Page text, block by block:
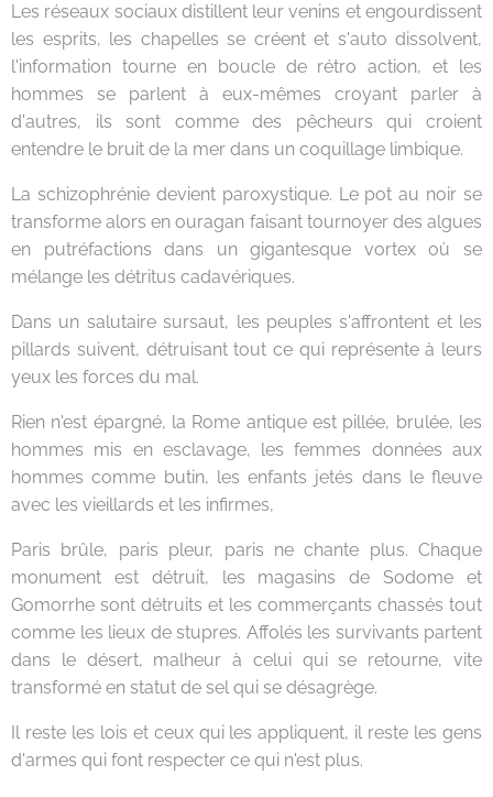
Les réseaux sociaux distillent leur venins et engourdissent
les esprits, les chapelles se créent et s'auto dissolvent,
l'information tourne en boucle de rétro action, et les
hommes se parlent à eux-mêmes croyant parler à
d'autres, ils sont comme des pêcheurs qui croient
entendre le bruit de la mer dans un coquillage limbique.
La schizophrénie devient paroxystique. Le pot au noir se
transforme alors en ouragan faisant tournoyer des algues
en putréfactions dans un gigantesque vortex où se
mélange les détritus cadavériques.
Dans un salutaire sursaut, les peuples s'affrontent et les
pillards suivent, détruisant tout ce qui représente à leurs
yeux les forces du mal.
Rien n'est épargné, la Rome antique est pillée, brulée, les
hommes mis en esclavage, les femmes données aux
hommes comme butin, les enfants jetés dans le fleuve
avec les vieillards et les infirmes,
Paris brûle, paris pleur, paris ne chante plus. Chaque
monument est détruit, les magasins de Sodome et
Gomorrhe sont détruits et les commerçants chassés tout
comme les lieux de stupres. Affolés les survivants partent
dans le désert, malheur à celui qui se retourne, vite
transformé en statut de sel qui se désagrège.
Il reste les lois et ceux qui les appliquent, il reste les gens
d'armes qui font respecter ce qui n'est plus.